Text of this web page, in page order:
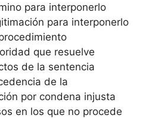
para interponerlo
para interponerlo
que resuelve
de la sentencia
de la
por condena injusta
en los que no procede